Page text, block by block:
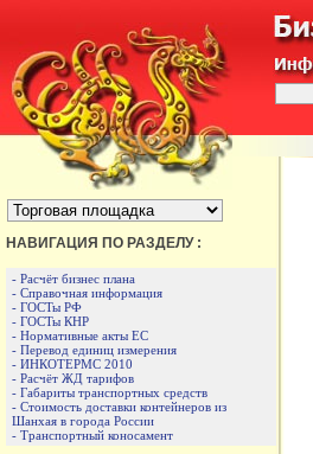
БЫСТРЫЙ ПЕРЕХОД :
НАВИГАЦИЯ ПО РАЗДЕЛУ :
- Расчёт бизнес плана
- Справочная информация
- ГОСТы РФ
- ГОСТы КНР
- Нормативные акты ЕС
- Перевод единиц измерения
- ИНКОТЕРМС 2010
- Расчёт ЖД тарифов
- Габариты транспортных средств
- Стоимость доставки контейнеров из
Шанхая в города России
- Транспортный коносамент